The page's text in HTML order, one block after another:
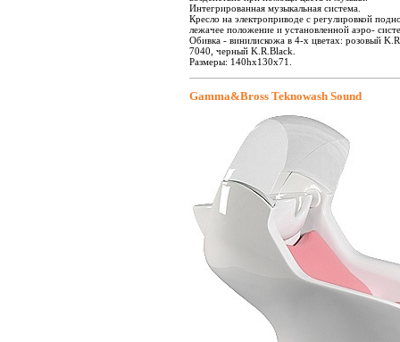
Интегрированная музыкальная система.
Кресло на электроприводе с регулировкой
лежачее положение и установленной аэро-
Обивка - винилискожа в 4-х цветах: розовый
7040, черный K.R.Black.
Размеры: 140hх130х71.
Gamma&Bross Teknowash Sound